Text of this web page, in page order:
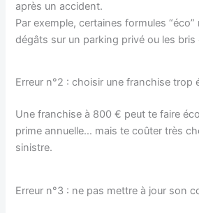
après un accident.
Par exemple, certaines formules
dégâts sur un parking privé ou les bris
Erreur n°2 : choisir une franchise trop
Une franchise à 800 € peut te faire
prime annuelle… mais te coûter très
sinistre.
Erreur n°3 : ne pas mettre à jour son